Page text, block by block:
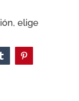
elige
TumblrPinterest